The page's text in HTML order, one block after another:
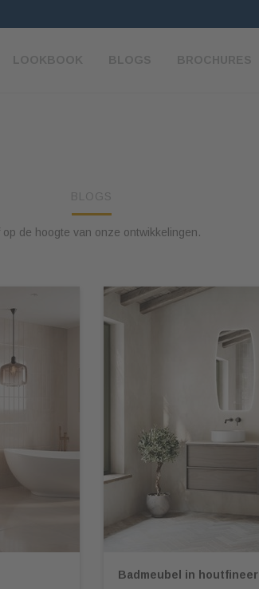
LOOKBOOK BLOGS BROCHURES
BLOGS
op de hoogte van onze ontwikkelingen.
Badmeubel in houtfineer